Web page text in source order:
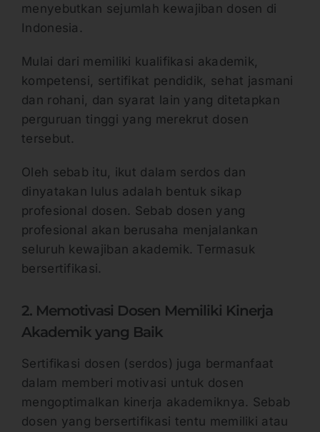
menyebutkan sejumlah kewajiban dosen di
Indonesia.
Mulai dari memiliki kualifikasi akademik,
kompetensi, sertifikat pendidik, sehat jasmani
dan rohani, dan syarat lain yang ditetapkan
perguruan tinggi yang merekrut dosen
tersebut.
Oleh sebab itu, ikut dalam serdos dan
dinyatakan lulus adalah bentuk sikap
profesional dosen. Sebab dosen yang
profesional akan berusaha menjalankan
seluruh kewajiban akademik. Termasuk
bersertifikasi.
2. Memotivasi Dosen Memiliki Kinerja
Akademik yang Baik
Sertifikasi dosen (serdos) juga bermanfaat
dalam memberi motivasi untuk dosen
mengoptimalkan kinerja akademiknya. Sebab
dosen yang bersertifikasi tentu memiliki atau